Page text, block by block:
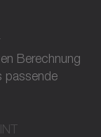
Berechnung
passende